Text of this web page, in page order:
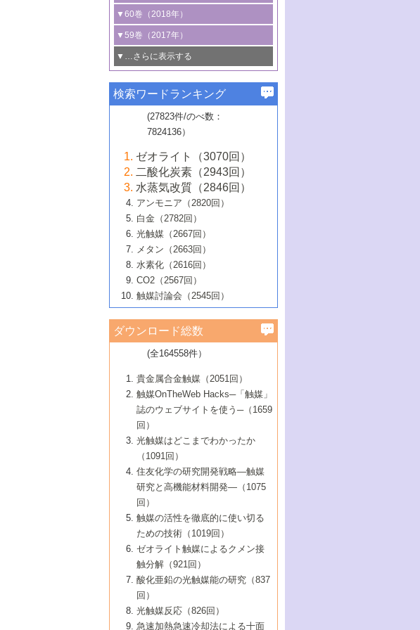
る非貴金属触媒の研究動向
5号 ゼオライトの合成と応用における研
究動向
6号 ヘテロ接合界面
B号 第135回触媒討論会（2025年）
線を利用した触媒解析技術の最先端
5号 単原子触媒
6号 参照触媒委員会からのお知らせ
B号 第133回触媒討論会（2023年）
4号 格子酸素・格子酸素欠陥を利用した
触媒反応
5号 生体触媒によるエネルギー変換反応
6号 窒素とリンの循環のための触媒・機
能性材料
3号 CO の排出削減および有効活用のた
めの触媒技術
4号 若手による情報発信企画～とびたて
若き触媒の研究者たち～（1）
若き触媒の研究者たち～（2）
6号 石油のノーブル・ユースを志向した
触媒技術
大学：オンライン・対面開催）
3号 特殊反応場を利用した触媒的分子変
換反応
4号 多孔質材料を用いた触媒の新展開
5号 情報学的手法を用いた触媒開発
6号 カーボンニュートラルに向けた電解
技術
B号 第127回触媒討論会（2021年・オン
ライン開催(Zoom)のみ）
タリゼーション
2号 機能化学品製造に資するクリーンな
触媒的酸化反応
3号 水処理のための触媒化学
4号 光触媒を用いた水分解の最新の研究
動向
5号 次世代の触媒プロセスを支えるマイ
6号 メタン転換技術の最新動向
B号 第125回触媒討論会（2020年・工学
院大学）
1号 物質移動制御に着目した触媒プロセ
ス開発
2号 CO2 フリー水素サプライチェーンに
関わる触媒開発動向
3号 精密高分子合成に関する最近の研究
動向
4号 バイオマス化成品製造のための触媒
5号 固体触媒による含窒素有機化合物変
換の最前線
6号 貴金属使用量低減に向けた自動車排
ガス浄化触媒の開発
B号 第123回触媒討論会（2019年・大阪
▼60巻（2018年）
1号 固体酸触媒の最新の研究動向
2号 二酸化炭素からの有用化学品合成
3号 ナノ粒子・クラスター触媒の最前線
4号 60周年記念企画
5号 進化するゼオライト合成技術
6号 非貴金属系触媒における電気化学的
B号 第121回触媒討論会（2018年・東京
大学）
▼59巻（2017年）
1号 いたるところに，触媒
最先端技術
3号 無機分離膜材料の開発と触媒反応プ
ロセスへの適用
5号 水素のふるまいを解き明かす最先端
研究
6号 低級アルカンの有効利用のための触
媒技術
B号 第119回触媒討論会（2017年・首都
大学東京）
▼…さらに表示する
1号 ユニークな構造の高分子を生み出す触
2号 リグニンからの化成品製造に向けた触
媒技術
3号 触媒研究の最先端～とびたて若き研究
者たち～（1）
4号 触媒研究の最先端～とびたて若き研究
者たち～（2）
5号 触媒研究の最先端～とびたて若き研究
者たち～（3）
6号 イオニクス材料と燃料電池・電解合成
の最新の研究動向
B号 第117回触媒討論会（2016年・大阪府
立大学）
▼57巻（2015年）
1号 水素キャリアにかかわる触媒技術の新
2号 石油精製用触媒の最近の進展
3号 固体酸化物形燃料電池（SOFC）におけ
るアノード触媒上での燃料直接改質技術
4号 コアシェル構造の制御による触媒機能
5号 工業触媒およびその周辺技術の最近の
進歩
6号 ナノシート
B号 第115回触媒討論会（2015年・成蹊大
▼56巻（2014年）
2号 光触媒反応機構に関する最新の研究動
向
開発動向
4号 人工光合成に向けた近年のアプローチ
5号 未利用熱エネルギーの有効活用に貢献
する触媒技術
6号 ポリオキソメタレート
B号 第113回触媒討論会（2014年・ロワジ
ールホテル豊橋）
1号 高耐久性燃料電池システム用触媒にお
ける新展開
2号 リビングラジカル重合の最近の動向
3号 天然ガスの化学工業的展開に関する触
媒技術
4号 貴金属触媒の精密構造制御とその活用
5号 バイオマス化成品製造のための固体触
6号 ナノ空間─吸着状態解析から新機能開拓
B号 第111回触媒討論会（2013年・関西大
▼54巻（2012年）
1号 規則性多孔体の利用技術における最近
の進歩
2号 第109回触媒討論会
3号 貴金属低減技術の最新動向
4号 貴金属代替技術の最新動向
5号 光触媒による物質変換反応の新展開
6号 グラフェン
7号 水素を利用する化成品合成の新潮流
▼53巻（2011年）
1号 金属学から見る合金触媒の新展開
2号 第107回触媒討論会
3号 触媒のその場観察法の進歩（１）
4号 触媒のその場観察法の進歩（２）
5号 不活性結合の触媒的活性化による有機
合成
6号 新しい固体酸触媒技術
7号 ゼオライト合成における最近の進歩
▼52巻（2010年）
1号 触媒の劣化対策と長寿命触媒開発
2号 第105回触媒討論会
3号 ナノ構造が拓く新機能
4号 活性サイトおよびその環境の精密な設
計による触媒の高機能化
5号 触媒を有効に使うための技術
7号 有機分子触媒による精密有機合成
8号 高機能化ポリオレフィンに向けた重合
触媒の最近の進展
1号 炭素材料－熱い注目を集める材料－
2号 第103回触媒討論会
3号 環境浄化用光触媒の現状と課題
4号 水素社会の実現に向けた水素製造・貯
蔵技術の進歩
5号 CO2が関わる触媒・材料
7号 持続可能社会実現のための触媒および
触媒関連技術
▼50巻（2008年）
1号 触媒化学と学会のこの10年，半世紀，
そして未来
2号 第101回触媒討論会
4号 錯体を利用したユニークな表面構造の
構築と機能
5号 若手会員による触媒研究の未来展望1：
企業編
6号 第102回触媒討論会
7号 触媒・化学反応における計算化学の進
8号 若手研究者による触媒研究の未来展望
2：大学・研究所編
▼49巻（2007年）
1号 含フッ素化合物の合成と触媒
2号 第99回触媒討論会
3号 実用的ファインケミカル合成プロセス
を実現する触媒
5号 こんな物質，あんな物質―新たな触媒
の可能性―
7号 『結晶の化学』を活かした触媒研究
8号 イオン液体の応用
▼48巻（2006年）
1号 固体酸触媒の最近の進歩
2号 第97回触媒討論会
3号 リビング重合触媒の最近の展開
5号 水素製造・貯蔵のための触媒技術の新
しい展開
6号 第98回触媒討論会
7号 基礎化学品製造の触媒技術
8号 多機能型リアクター
1号 最近の触媒担体とその効果
2号 第95回触媒討論会
4号 水分解用光触媒材料
5号 時間分解分光の進歩と応用
6号 第96回触媒討論会
8号 超臨界流体を用いた化学プロセスの新
▼46巻（2004年）
1号 部分酸化反応触媒の最前線
2号 第93回触媒討論会
3号 特殊エネルギー場の触媒反応
4号 生体内における金属の触媒作用
5号 ファインケミカルズの展開に寄与する
6号 第94回触媒討論会
7号 サブナノレベルでみた新しい表面現象
8号 オレフィン重合触媒の新たな展
▼45巻（2003年）
1号 なぜこの触媒が良いのか？
2号 第91回触媒討論会
3号 最近の自動車排ガス処理技術
4号 触媒研究の現状と将来─第90回触媒討論
5号 基礎化学品製造の触媒技術
6号 第92回触媒討論会
7号 基礎化学品製造の触媒技術
8号 資源の循環と触媒技術
▼44巻（2002年）
1号 高次制御された触媒の化学
2号 第89回触媒討論会
3号 触媒を利用した電気化学の新展開
4号 ナノ材料の調製と機能化
5号 こんな触媒が欲しい
6号 第90回触媒討論会
7号 触媒研究と学術雑誌/情報
8号 若い世代からみた触媒化学の現状と未
▼43巻（2001年）
1号 グリーンケミストリーと触媒
2号 第87回触媒討論会特集号
3号 生体触媒とバイオプロセス
4号 水素製造・利用の触媒化学
5号 触媒研究における新しい切り口：コン
ビナトリアルケミストリー
6号 第88回触媒討論会特集号
7号 企業における触媒研究のブレークスル
8号 この材料を触媒として使ってみません
▼42巻（2000年）
1号 触媒反応工学の明日を拓く
2号 第85回触媒討論会
3号 反応ダイナミクス
5号 触媒のおもしろさをどのように伝える
6号 第86回触媒討論会
7号 水素化精製触媒の新しい展開
8号 新しい反応性と機能性を目指した金属
クラスタ-化学
▼41巻（1999年）
1号 孔、穴、あな?-特異な空間とその利用-
2号 第83回触媒討論会
3号 均一系触媒反応最前線
4号 実用炭素材料の新展開
5号 研究の方法論を考える
7号 機能性金属材料と触媒
8号 触媒研究へのNMRの応用と展望
▼40巻（1998年）
進展と21世紀への提言/創立40周年記念・触
媒学会この10年の歩みとこれから/創立40周
2号 第81回触媒討論会
3号 計算機触媒化学へのさそい
4号 触媒劣化の制御と予測
5号 最新の実用プロセスと触媒
6号 第82回触媒討論会
1号 均一系と不均一系触媒反応-その特徴と
接点
2号 第79回触媒討論会
3号 最新NO除去触媒の実用化研究
4号 新しい反応場を目指した触媒調製
5号 反応・分離技術の新しい展開
6号 第80回触媒討論会
▼38巻（1996年）
1号 触媒の構造と触媒作用/C1化学を中心と
する21世紀への触媒
3号 オリンピックメダル:金・銀・銅はどん
な触媒作用を示すか
4号 触媒作用における機能の複合化
▼37巻（1995年）
1号 ファインケミカルズと固体触媒
2号 第75回触媒討論会
3号 希土類を利用した触媒
4号 触媒とリサイクル
5号 エネルギー変換触媒
▼36巻（1994年）
1号 電気化学と触媒
2号 第73回触媒討論会
3号 C4化学の展開
4号 《通常号》
▼35巻（1993年）
1号 工業触媒開発マニュアル―探索から工
業化まで
2号 第71回触媒討論会
▼34巻（1992年）
1号 インパクトを与えたこの研究
2号 第69回触媒討論会
▼33巻（1991年）
1号 触媒プロセス開発マニュアル―探索か
▼32巻（1990年）
検索ワードランキング
(27823件/のべ数：
7824136）
ゼオライト（3070回）
二酸化炭素（2943回）
水蒸気改質（2846回）
アンモニア（2820回）
白金（2782回）
光触媒（2667回）
メタン（2663回）
水素化（2616回）
CO2（2567回）
触媒討論会（2545回）
ダウンロード総数
(全164558件）
貴金属合金触媒（2051回）
触媒OnTheWeb Hacks─「触媒」
誌のウェブサイトを使う─（1659
回）
光触媒はどこまでわかったか
（1091回）
住友化学の研究開発戦略―触媒
研究と高機能材料開発―（1075
回）
触媒の活性を徹底的に使い切る
ための技術（1019回）
ゼオライト触媒によるクメン接
触分解（921回）
酸化亜鉛の光触媒能の研究（837
回）
光触媒反応（826回）
急速加熱急速冷却法による十面